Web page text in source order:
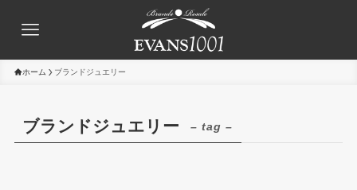
ホーム ブランドジュエリー
ブランドジュエリー – tag –